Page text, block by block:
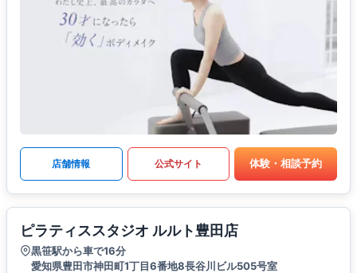
店舗情報 公式サイト 体験・相談予約
ピラティススタジオ ルルト豊田店
黒笹駅から車で16分
愛知県豊田市神田町1丁目6番地8長谷川ビル505号室